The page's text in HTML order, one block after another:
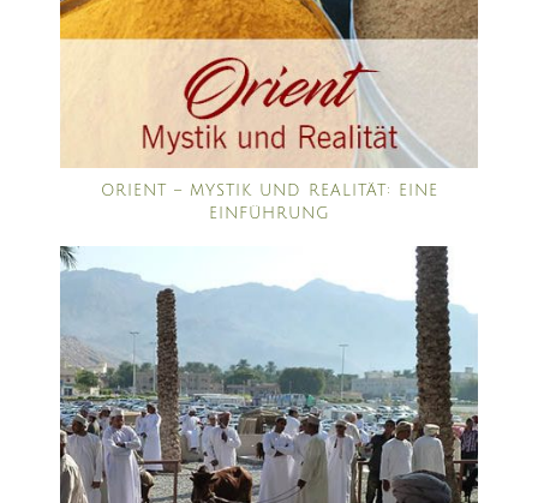
ORIENT – MYSTIK UND REALITÄT: EINE
EINFÜHRUNG